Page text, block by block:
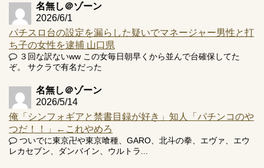
名無し＠ゾーン
2026/6/1
パチスロ台の設定を漏らした疑いでマネージャー男性と打
ち子の女性を逮捕 山口県
３回な訳ないww この女毎日朝早くから並んで台確保してた
ぞ。 サクラで有名だった
名無し＠ゾーン
2026/5/14
俺「シンフォギアと禁書目録が好き」知人「パチンコのや
つだ！！」←これやめろ
ついでに東京卍や東京喰種、GARO、北斗の拳、エヴァ、エウ
レカセブン、ダンバイン、ウルトラ...